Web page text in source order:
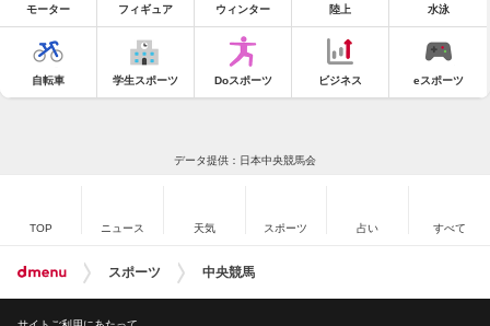
モーター フィギュア ウィンター 陸上 水泳
自転車 学生スポーツ Doスポーツ ビジネス eスポーツ
データ提供：日本中央競馬会
TOP ニュース 天気 スポーツ 占い すべて
スポーツ 中央競馬